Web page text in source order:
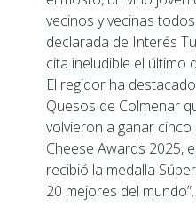
vecinos y vecinas
declarada de Interés
cita ineludible el último
El regidor ha
Quesos de Colmenar
volvieron a ganar
Cheese Awards 2025,
recibió la medalla
20 mejores del mundo”.